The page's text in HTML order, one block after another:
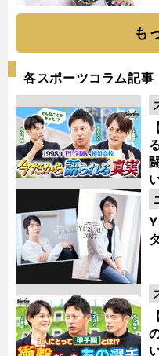
も
各スポーツコラム記事